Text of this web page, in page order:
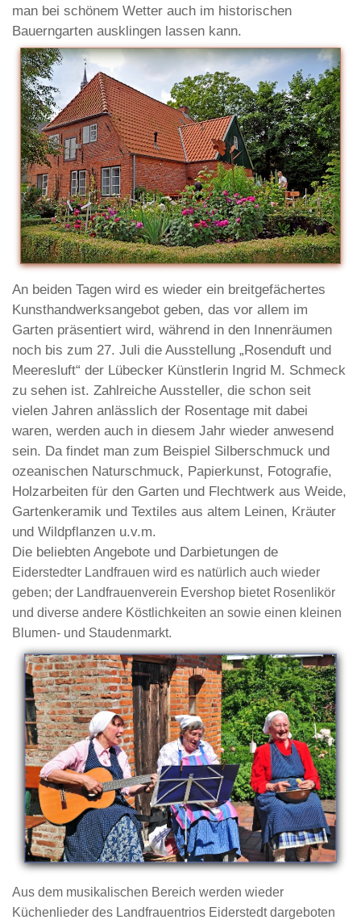
man bei schönem Wetter auch im historischen
Bauerngarten ausklingen lassen kann.
An beiden Tagen wird es wieder ein breitgefächertes
Kunsthandwerksangebot geben, das vor allem im
Garten präsentiert wird, während in den Innenräumen
noch bis zum 27. Juli die Ausstellung „Rosenduft und
Meeresluft“ der Lübecker Künstlerin Ingrid M. Schmeck
zu sehen ist. Zahlreiche Aussteller, die schon seit
vielen Jahren anlässlich der Rosentage mit dabei
waren, werden auch in diesem Jahr wieder anwesend
sein. Da findet man zum Beispiel Silberschmuck und
ozeanischen Naturschmuck, Papierkunst, Fotografie,
Holzarbeiten für den Garten und Flechtwerk aus Weide,
Gartenkeramik und Textiles aus altem Leinen, Kräuter
und Wildpflanzen u.v.m.
Die beliebten Angebote und Darbietungen de
Eiderstedter Landfrauen wird es natürlich auch wieder
geben; der Landfrauenverein Evershop bietet Rosenlikör
und diverse andere Köstlichkeiten an sowie einen kleinen
Blumen- und Staudenmarkt.
Aus dem musikalischen Bereich werden wieder
Küchenlieder des Landfrauentrios Eiderstedt dargeboten